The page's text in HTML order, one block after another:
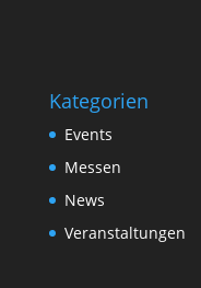
Kategorien
Events
Messen
News
Veranstaltungen